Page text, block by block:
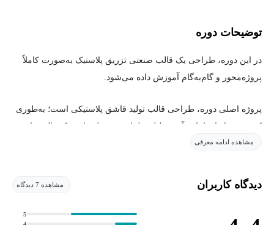
توضیحات دوره
در این دوره، طراحی یک قالب صنعتی تزریق پلاستیک به‌صورت کاملاً
پروژه‌محور و گام‌به‌گام آموزش داده می‌شود.
پروژه اصلی دوره، طراحی قالب تولید قاشق پلاستیکی است؛ به‌طوری
که هنرجو از ابتدا با فرآیند تحلیل، طراحی و مدل‌سازی یک قالب واقعی
آشنا می‌شود و در پایان، یک پروژه کامل و قابل ارائه در رزومه در
در طول دوره، علاوه بر اصول طراحی قالب، با مفاهیم مهمی مانند
مشاهده ادامه معرفی
دیدگاه کاربران مشاهده 7 دیدگاه
5